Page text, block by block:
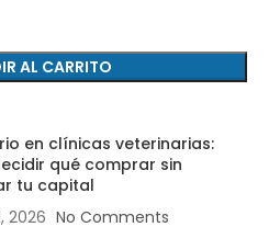
AL CARRITO
en clínicas veterinarias:
qué comprar sin
tu capital
2026 No Comments